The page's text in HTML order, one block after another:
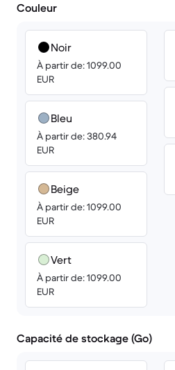
Couleur
Noir
À partir de: 1099.00
EUR
Bleu
À partir de: 380.94
EUR
Beige
À partir de: 1099.00
EUR
Vert
À partir de: 1099.00
EUR
Capacité de stockage (Go)